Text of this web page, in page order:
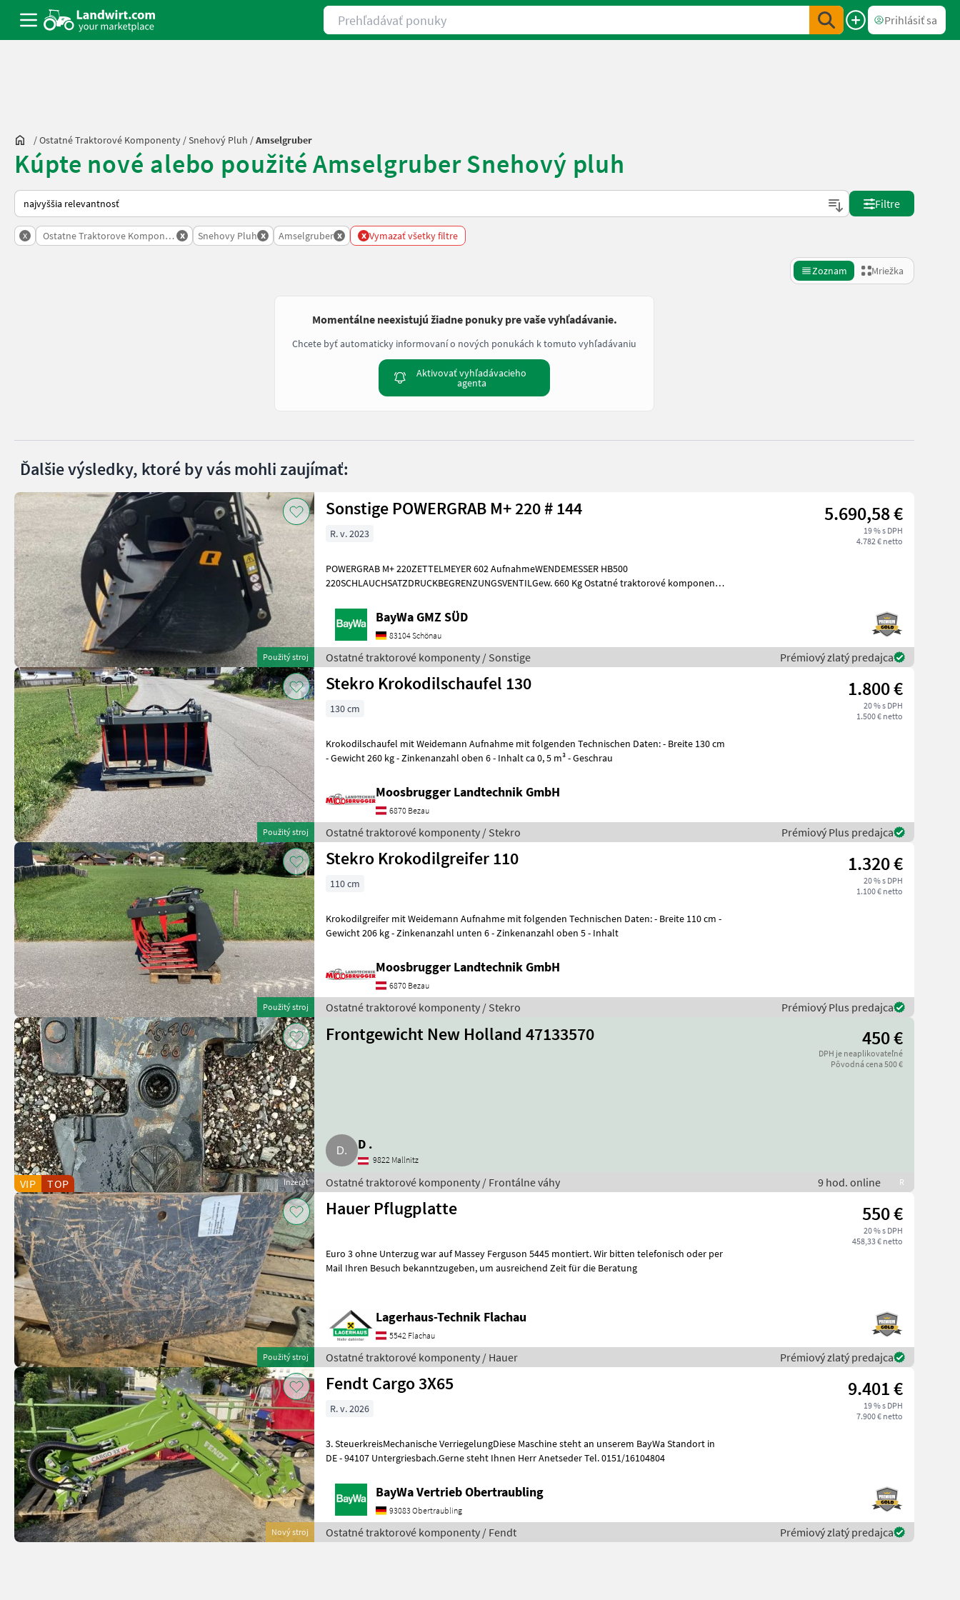
Prehľadávať ponuky
Prihlásiť sa
/Ostatné Traktorové Komponenty /Snehový Pluh /Amselgruber
Kúpte nové alebo použité Amselgruber Snehový pluh
Takto sa vykonáva triedenie na Landwirt.com
Filtre
x Ostatne Traktorove Komponenty
x Snehovy Pluh x Amselgruber x x Vymazať všetky filtre
Zoznam Mriežka
Momentálne neexistujú žiadne ponuky pre vaše vyhľadávanie.
Chcete byť automaticky informovaní o nových ponukách k tomuto vyhľadávaniu
Aktivovať vyhľadávacieho
agenta
Ďalšie výsledky, ktoré by vás mohli zaujímať:
Použitý stroj
Sonstige POWERGRAB M+ 220 # 144 5.690,58 €
19 % s DPH
4.782 € netto
R. v. 2023
POWERGRAB M+ 220ZETTELMEYER 602 AufnahmeWENDEMESSER HB500
220SCHLAUCHSATZDRUCKBEGRENZUNGSVENTILGew. 660 Kg Ostatné traktorové komponenty
BayWa GMZ SÜD
83104 Schönau
Ostatné traktorové komponenty / Sonstige Prémiový zlatý predajca
Použitý stroj
Stekro Krokodilschaufel 130 1.800 €
20 % s DPH
1.500 € netto
130 cm
Krokodilschaufel mit Weidemann Aufnahme mit folgenden Technischen Daten: - Breite 130 cm
- Gewicht 260 kg - Zinkenanzahl oben 6 - Inhalt ca 0, 5 m³ - Geschrau
Moosbrugger Landtechnik GmbH
6870 Bezau
Ostatné traktorové komponenty / Stekro Prémiový Plus predajca
Použitý stroj
Stekro Krokodilgreifer 110 1.320 €
20 % s DPH
1.100 € netto
110 cm
Krokodilgreifer mit Weidemann Aufnahme mit folgenden Technischen Daten: - Breite 110 cm -
Gewicht 206 kg - Zinkenanzahl unten 6 - Zinkenanzahl oben 5 - Inhalt
Moosbrugger Landtechnik GmbH
6870 Bezau
Ostatné traktorové komponenty / Stekro Prémiový Plus predajca
Inzerát
VIP TOP
Frontgewicht New Holland 47133570 450 €
DPH je neaplikovateľné
Pôvodná cena 500 €
D .
9822 Mallnitz
Ostatné traktorové komponenty / Frontálne váhy 9 hod. online R
Použitý stroj
Hauer Pflugplatte 550 €
20 % s DPH
458,33 € netto
Euro 3 ohne Unterzug war auf Massey Ferguson 5445 montiert. Wir bitten telefonisch oder per
Mail Ihren Besuch bekanntzugeben, um ausreichend Zeit für die Beratung
Lagerhaus-Technik Flachau
5542 Flachau
Ostatné traktorové komponenty / Hauer Prémiový zlatý predajca
Nový stroj
Fendt Cargo 3X65 9.401 €
19 % s DPH
7.900 € netto
R. v. 2026
3. SteuerkreisMechanische VerriegelungDiese Maschine steht an unserem BayWa Standort in
DE - 94107 Untergriesbach.Gerne steht Ihnen Herr Anetseder Tel. 0151/16104804
BayWa Vertrieb Obertraubling
93083 Obertraubling
Ostatné traktorové komponenty / Fendt Prémiový zlatý predajca